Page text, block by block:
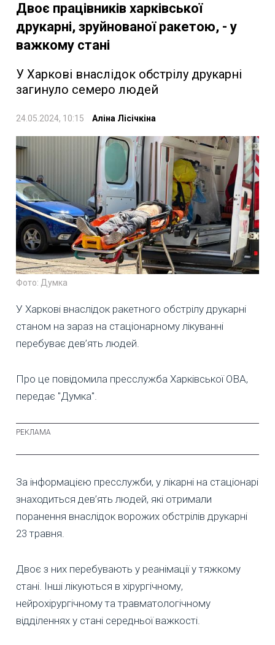
Двоє працівників харківської
друкарні, зруйнованої ракетою, - у
важкому стані
У Харкові внаслідок обстрілу друкарні
загинуло семеро людей
24.05.2024, 10:15 Аліна Лісічкіна
Фото: Думка
У Харкові внаслідок ракетного обстрілу друкарні
станом на зараз на стаціонарному лікуванні
перебуває дев’ять людей.
Про це повідомила пресслужба Харківської ОВА,
передає "Думка".
За інформацією пресслужби, у лікарні на стаціонарі
знаходиться дев’ять людей, які отримали
поранення внаслідок ворожих обстрілів друкарні
23 травня.
Двоє з них перебувають у реанімації у тяжкому
стані. Інші лікуються в хірургічному,
нейрохірургічному та травматологічному
відділеннях у стані середньої важкості.